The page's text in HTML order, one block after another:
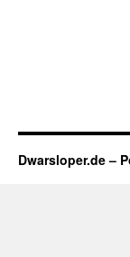
Dwarsloper.de –